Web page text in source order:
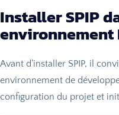
InstallerSPIP
environnement
Avant d’installer SPIP, il
environnement de
configuration du projet et